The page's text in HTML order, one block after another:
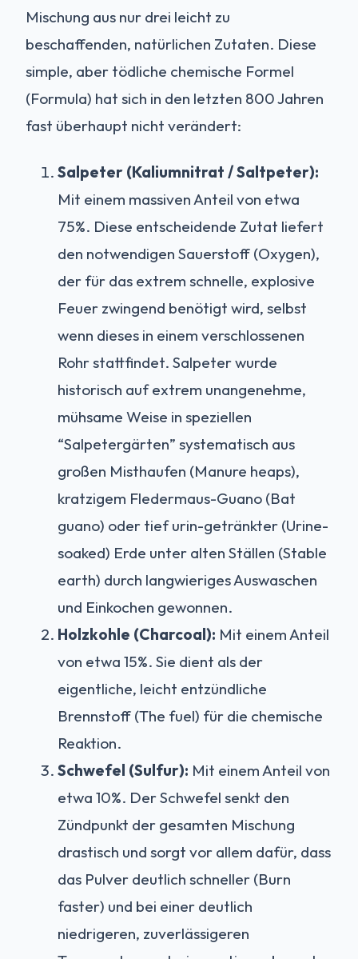
Mischung aus nur drei leicht zu
beschaffenden, natürlichen Zutaten. Diese
simple, aber tödliche chemische Formel
(Formula) hat sich in den letzten 800 Jahren
fast überhaupt nicht verändert:
Salpeter (Kaliumnitrat / Saltpeter):
Mit einem massiven Anteil von etwa
75%. Diese entscheidende Zutat liefert
den notwendigen Sauerstoff (Oxygen),
der für das extrem schnelle, explosive
Feuer zwingend benötigt wird, selbst
wenn dieses in einem verschlossenen
Rohr stattfindet. Salpeter wurde
historisch auf extrem unangenehme,
mühsame Weise in speziellen
“Salpetergärten” systematisch aus
großen Misthaufen (Manure heaps),
kratzigem Fledermaus-Guano (Bat
guano) oder tief urin-getränkter (Urine-
soaked) Erde unter alten Ställen (Stable
earth) durch langwieriges Auswaschen
und Einkochen gewonnen.
Holzkohle (Charcoal): Mit einem Anteil
von etwa 15%. Sie dient als der
eigentliche, leicht entzündliche
Brennstoff (The fuel) für die chemische
Reaktion.
Schwefel (Sulfur): Mit einem Anteil von
etwa 10%. Der Schwefel senkt den
Zündpunkt der gesamten Mischung
drastisch und sorgt vor allem dafür, dass
das Pulver deutlich schneller (Burn
faster) und bei einer deutlich
niedrigeren, zuverlässigeren